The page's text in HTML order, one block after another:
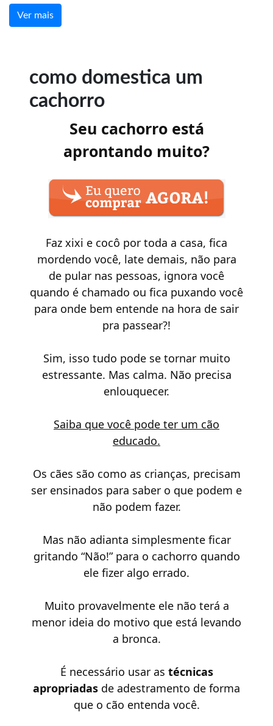
Ver mais
como domestica um
cachorro
Seu cachorro está
aprontando muito?
Faz xixi e cocô por toda a casa, fica
mordendo você, late demais, não para
de pular nas pessoas, ignora você
quando é chamado ou fica puxando você
para onde bem entende na hora de sair
pra passear?!
Sim, isso tudo pode se tornar muito
estressante. Mas calma. Não precisa
enlouquecer.
Saiba que você pode ter um cão
educado.
Os cães são como as crianças, precisam
ser ensinados para saber o que podem e
não podem fazer.
Mas não adianta simplesmente ficar
gritando “Não!” para o cachorro quando
ele fizer algo errado.
Muito provavelmente ele não terá a
menor ideia do motivo que está levando
a bronca.
É necessário usar as técnicas
apropriadas de adestramento de forma
que o cão entenda você.